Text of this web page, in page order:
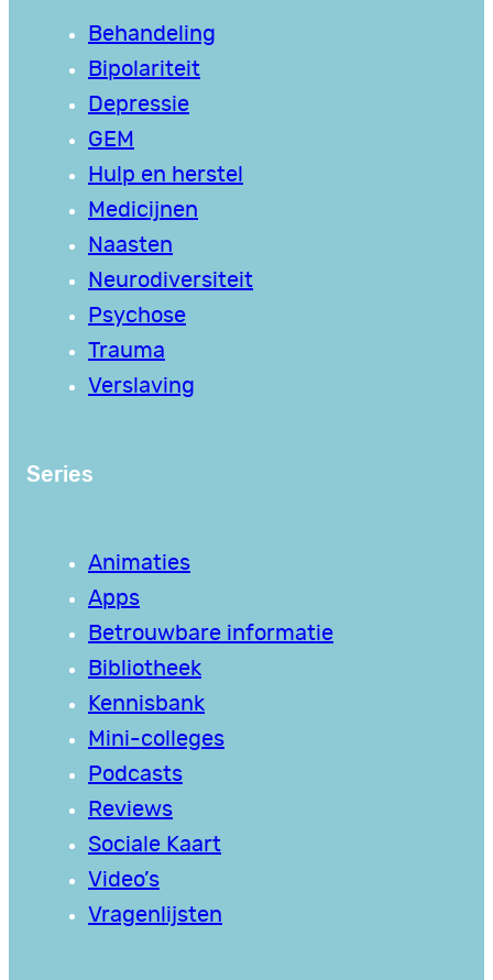
Behandeling
Bipolariteit
Depressie
GEM
Hulp en herstel
Medicijnen
Naasten
Neurodiversiteit
Psychose
Trauma
Verslaving
Series
Animaties
Apps
Betrouwbare informatie
Bibliotheek
Kennisbank
Mini-colleges
Podcasts
Reviews
Sociale Kaart
Video’s
Vragenlijsten